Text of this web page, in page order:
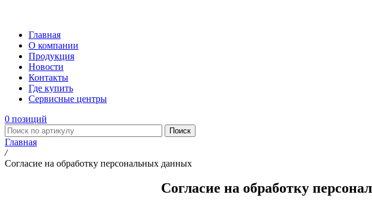
Главная
О компании
Продукция
Новости
Контакты
Где купить
Сервисные центры
0 позиций
Поиск
Главная
/
Согласие на обработку персональных данных
Согласие на обработку